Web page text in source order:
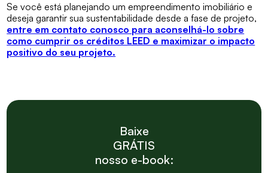
Se você está planejando um empreendimento imobiliário e
deseja garantir sua sustentabilidade desde a fase de projeto,
entre em contato conosco para aconselhá-lo sobre
como cumprir os créditos LEED e maximizar o impacto
positivo do seu projeto.
Baixe
GRÁTIS
nosso e-book: